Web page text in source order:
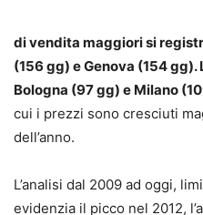
di vendita maggiori si
(156 gg) e Genova (154 gg).
Bologna (97 gg) e Milano
cui i prezzi sono cresciuti
dell’anno.
L’analisi dal 2009 ad oggi,
evidenzia il picco nel 2012,